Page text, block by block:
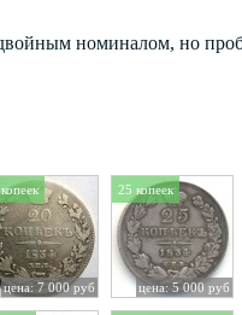
номиналом, но
цена: 7 000 руб
25 копеек
цена: 5 000 руб